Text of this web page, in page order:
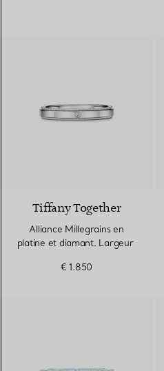
Tiffany Together
Alliance Millegrains en
platine et diamant. Largeur
€ 1.850